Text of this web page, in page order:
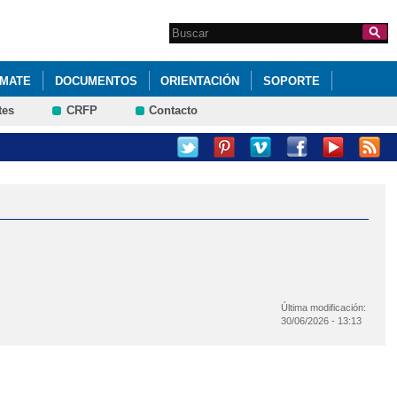
Formulario de
búsqueda
Search this site
DOCUMENTOS ORIENTACIÓN SOPORTE
CRFP Contacto
Última modificación:
30/06/2026 - 13:13